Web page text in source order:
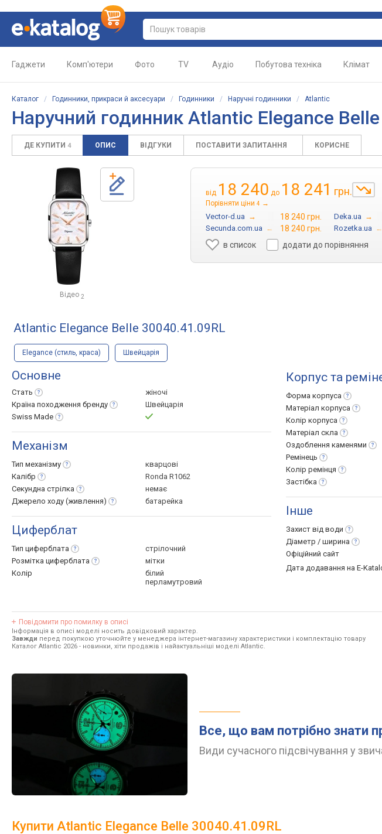
Гаджети Комп'ютери Фото TV Аудіо Побутова техніка Клімат
Каталог / Годинники, прикраси й аксесуари / Годинники / Наручні годинники / Atlantic
Наручний годинник Atlantic Elegance
ДЕ КУПИТИ 4 ОПИС ВІДГУКИ ПОСТАВИТИ ЗАПИТАННЯ КОРИСНЕ
Відео 2
від 18 240 до 18 241 грн.
Порівняти ціни 4 →
Vector-d.ua → 18 240 грн. Deka.ua →
Secunda.com.ua → 18 240 грн. Rozetka.ua →
в список
додати до порівняння
Atlantic Elegance Belle 30040.41.09RL
Elegance (стиль, краса) Швейцарія
Основне
Стать
жіночі
Країна походження бренду
Швейцарія
Swiss Made
Механізм
Тип механізму
кварцові
Калібр
Ronda R1062
Секундна стрілка
немає
Джерело ходу (живлення) батарейка
Циферблат
Тип циферблата
стрілочний
Розмітка циферблата
мітки
Колір
білий
перламутровий
Корпус та
Форма корпуса
Матеріал корпуса
Колір корпуса
Матеріал скла
Оздоблення каменями
Ремінець
Колір ремінця
Застібка
Інше
Захист від води
Діаметр / ширина
Офіційний сайт
Дата додавання на E-
Повідомити про помилку в описі
Інформація в описі моделі носить довідковий характер.
Завжди перед покупкою уточнюйте у менеджера інтернет-магазину характеристики і комплектацію товару
Каталог Atlantic 2026 - новинки, хіти продажів і найактуальніші моделі Atlantic.
Все, що вам потрібно знати
Види сучасного підсвічування у
Купити Atlantic Elegance Belle 30040.41.09RL